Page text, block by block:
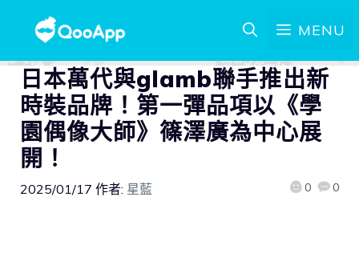
MENU
日本萬代與glamb聯手推出新
時裝品牌！第一彈品項以《學
園偶像大師》篠澤廣為中心展
開！
2025/01/17 作者: 星藍 0 0